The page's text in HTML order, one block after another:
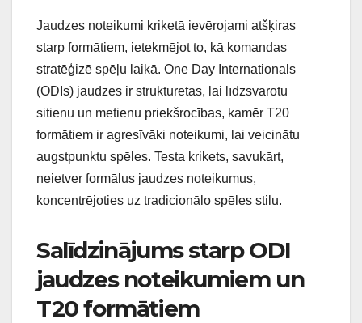
Jaudzes noteikumi kriketā ievērojami atšķiras
starp formātiem, ietekmējot to, kā komandas
stratēģizē spēļu laikā. One Day Internationals
(ODIs) jaudzes ir strukturētas, lai līdzsvarotu
sitienu un metienu priekšrocības, kamēr T20
formātiem ir agresīvāki noteikumi, lai veicinātu
augstpunktu spēles. Testa krikets, savukārt,
neietver formālus jaudzes noteikumus,
koncentrējoties uz tradicionālo spēles stilu.
Salīdzinājums starp ODI
jaudzes noteikumiem un
T20 formātiem